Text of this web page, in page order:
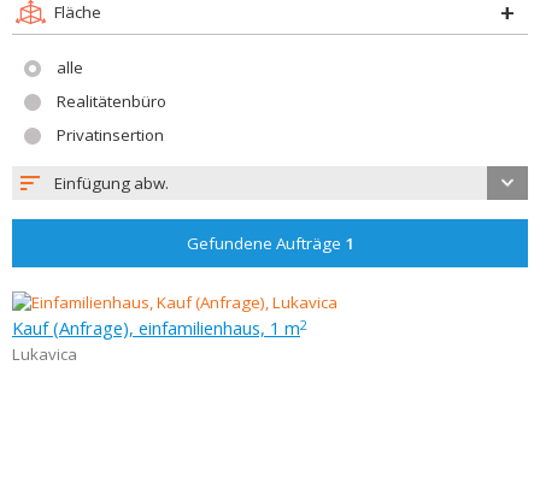
Fläche
alle
Realitätenbüro
Privatinsertion
Einfügung abw.
Gefundene Aufträge 1
Kauf (Anfrage), einfamilienhaus, 1 m2
Lukavica